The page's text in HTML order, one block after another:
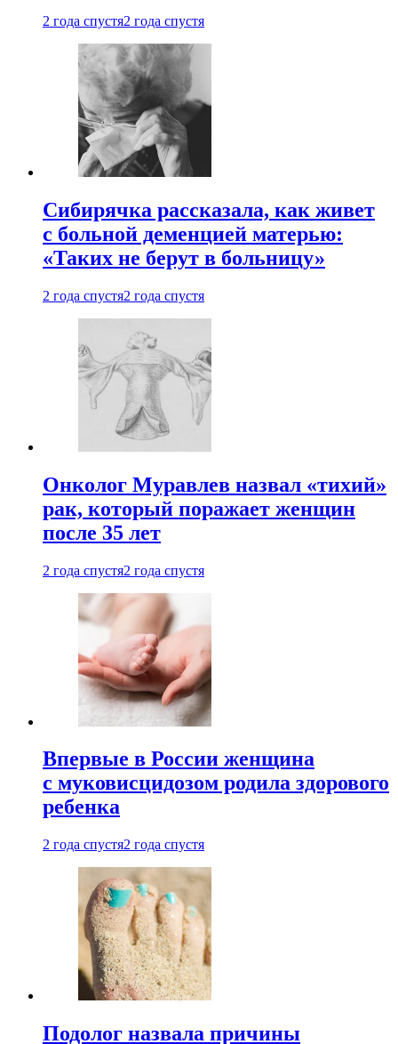
2 года спустя2 года спустя
Сибирячка рассказала, как живет
с больной деменцией матерью:
«Таких не берут в больницу»
2 года спустя2 года спустя
Онколог Муравлев назвал «тихий»
рак, который поражает женщин
после 35 лет
2 года спустя2 года спустя
Впервые в России женщина
с муковисцидозом родила здорового
ребенка
2 года спустя2 года спустя
Подолог назвала причины